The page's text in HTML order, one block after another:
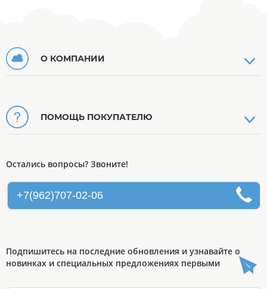
О КОМПАНИИ
ПОМОЩЬ ПОКУПАТЕЛЮ
Остались вопросы? Звоните!
+7(962)707-02-06
Подпишитесь на последние обновления и узнавайте о
новинках и специальных предложениях первыми